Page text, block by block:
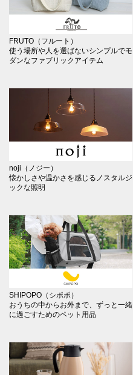
FRUTO（フルート）
使う場所や人を選ばないシンプルでモ
ダンなファブリックアイテム
noji（ノジー）
懐かしさや温かさを感じるノスタルジ
ックな照明
SHIPOPO（シポポ）
おうちの中からお外まで、ずっと一緒
に過ごすためのペット用品